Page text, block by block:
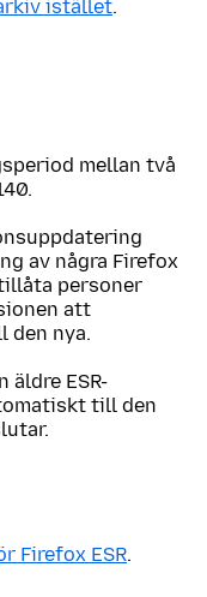
istället.
mellan två
av några Firefox
personer
att
nya.
äldre ESR-
till den
Firefox ESR.